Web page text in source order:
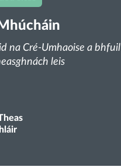
na Cré-Umhaoise a bhfuil
leis